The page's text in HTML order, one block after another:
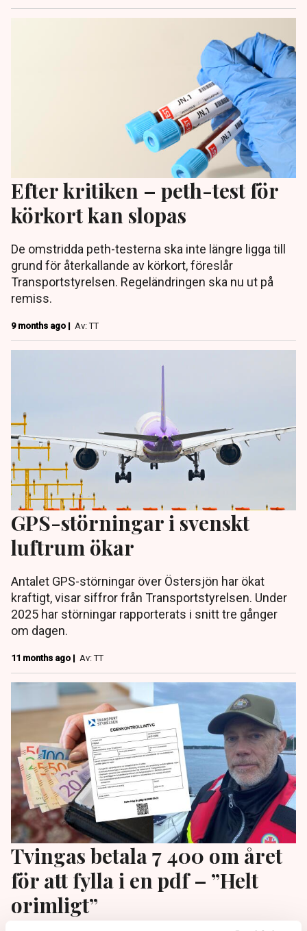
Efter kritiken – peth-test för
körkort kan slopas
De omstridda peth-testerna ska inte längre ligga till
grund för återkallande av körkort, föreslår
Transportstyrelsen. Regeländringen ska nu ut på
remiss.
9 months ago | Av: TT
GPS-störningar i svenskt
luftrum ökar
Antalet GPS-störningar över Östersjön har ökat
kraftigt, visar siffror från Transportstyrelsen. Under
2025 har störningar rapporterats i snitt tre gånger
om dagen.
11 months ago | Av: TT
Tvingas betala 7 400 om året
för att fylla i en pdf – ”Helt
orimligt”